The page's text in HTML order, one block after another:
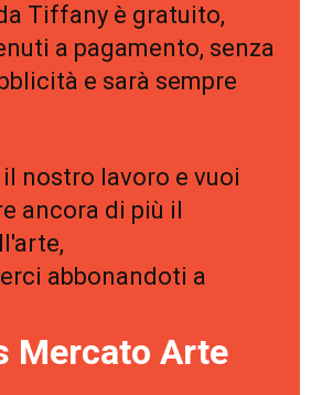
Tiffany è gratuito,
a pagamento, senza
e sarà sempre
il nostro lavoro e vuoi
ancora di più il
abbonandoti a
Mercato Arte